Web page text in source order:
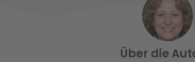
Über die